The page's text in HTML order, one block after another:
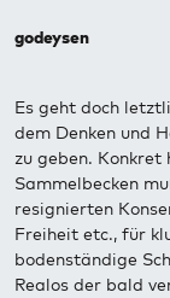
godeysen
Es geht doch
dem Denken und
zu geben. Konkret
Sammelbecken
resignierten
Freiheit etc., für
bodenständige
Realos der bald